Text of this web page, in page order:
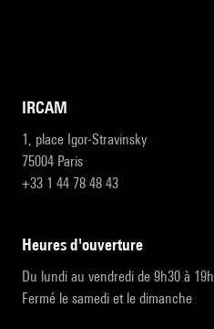
IRCAM
1, place Igor-Stravinsky
75004 Paris
+33 1 44 78 48 43
heures d'ouverture
Du lundi au vendredi de 9h30 à 19h
Fermé le samedi et le dimanche